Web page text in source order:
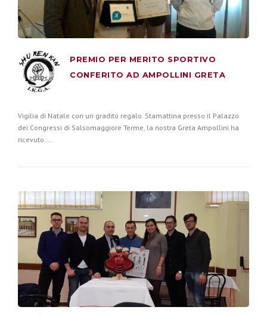
PREMIO PER MERITO SPORTIVO
CONFERITO AD AMPOLLINI GRETA
Vigilia di Natale con un gradito regalo. Stamattina presso il Palazzo
dei Congressi di Salsomaggiore Terme, la nostra Greta Ampollini ha
ricevuto …